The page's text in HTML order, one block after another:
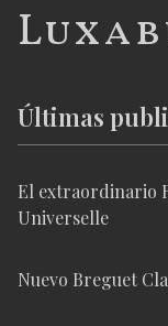
Últimas
El extraordinario
Universelle
Nuevo Breguet